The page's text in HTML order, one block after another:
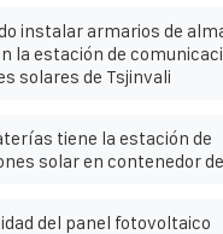
instalar armarios de
la estación de
solares de Tsjinvali
tiene la estación de
solar en contenedor
del panel fotovoltaico